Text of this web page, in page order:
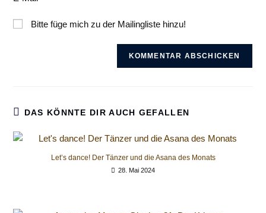
ein
Bitte füge mich zu der Mailingliste hinzu!
DAS KÖNNTE DIR AUCH GEFALLEN
Let’s dance! Der Tänzer und die Asana des Monats
28. Mai 2024